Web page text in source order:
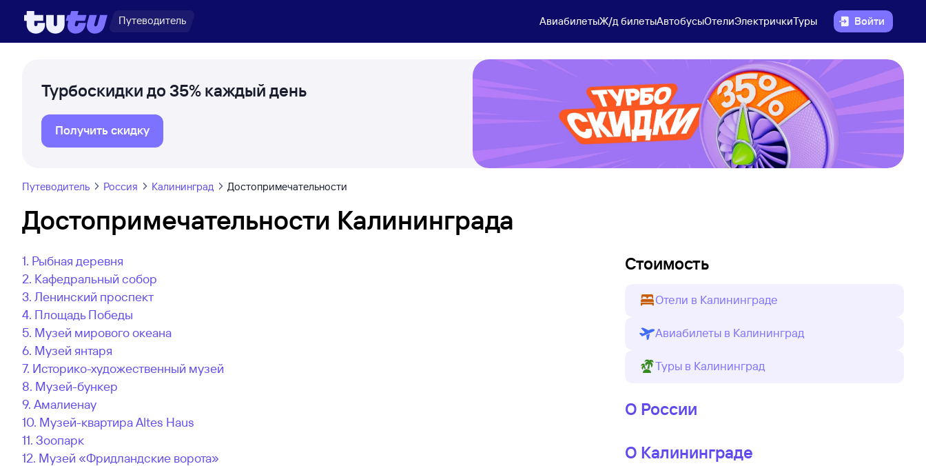
Путеводитель АвиабилетыЖ/д билетыАвтобусыОтелиЭлектричкиТуры Войти
Турбоскидки до 35% каждый день
Получить скидку
Путеводитель Россия Калининград Достопримечательности
Достопримечательности Калининграда
1. Рыбная деревня
2. Кафедральный собор
3. Ленинский проспект
4. Площадь Победы
5. Музей мирового океана
6. Музей янтаря
7. Историко-художественный музей
8. Музей-бункер
9. Амалиенау
10. Музей-квартира Altes Haus
11. Зоопарк
12. Музей «Фридландские ворота»
Стоимость
Отели в Калининграде
Авиабилеты в Калининград
Туры в Калининград
О России
О Калининграде